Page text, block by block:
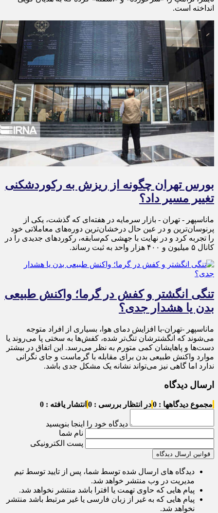
انداخته است.
بورس تهران چگونه از ریزش به رکوردشکنی
تغییر مسیر داد؟
ماناسپهر - تهران - بازار سرمایه در هفته‌ای که گذشت، یکی از
پرنوسان‌ترین و در عین حال درخشان‌ترین دوره‌های معاملاتی خود
را تجربه کرد و در نهایت با جهشی کم‌سابقه، رکوردهای جدیدی را در
کانال ۵ میلیون و ۴۰۰ هزار واحد به ثبت رساند.
تنگی انگشتر و کفش در گرما؛ واکنش طبیعی
بدن یا هشدار جدی؟
ماناسپهر -تهران-با افزایش دمای هوا، بسیاری از افراد متوجه
می‌شوند که انگشترشان تنگ‌تر شده، کفش‌ها به سختی پا می‌روند یا
دست‌ها و پاهایشان کمی متورم به نظر می‌رسد. این اتفاق در بیشتر
موارد واکنش طبیعی بدن برای مقابله با گرماست و جای نگرانی
ندارد اما گاهی نیز می‌تواند نشانه یک مشکل جدی باشد.
ارسال دیدگاه
مجموع دیدگاهها : 0 در انتظار بررسی : 0 انتشار یافته : 0
دیدگاه خود را اینجا بنویسید
نام شما
پست الکترونیکی
قوانین ارسال دیدگاه
دیدگاه های ارسال شده توسط شما، پس از تایید توسط تیم
مدیریت در وب منتشر خواهد شد.
پیام هایی که حاوی تهمت یا افترا باشد منتشر نخواهد شد.
پیام هایی که به غیر از زبان فارسی یا غیر مرتبط باشد منتشر
نخواهد شد.